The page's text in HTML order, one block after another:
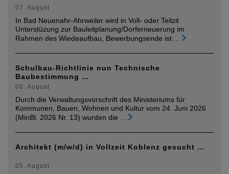
07. August
In Bad Neuenahr-Ahrweiler wird in Voll- oder Teilzit
Unterstüzung zur Bauleitplanung/Dorferneuerung im
Rahmen des Wiedeaufbau, Bewerbungsende ist
Schulbau-Richtlinie nun Technische
Baubestimmung …
06. August
Durch die Verwaltungsvorschrift des Ministeriums für
Kommunen, Bauen, Wohnen und Kultur vom 24. Juni 2026
(MinBl. 2026 Nr. 13) wurden die
Architekt (m/w/d) in Vollzeit Koblenz gesucht …
05. August